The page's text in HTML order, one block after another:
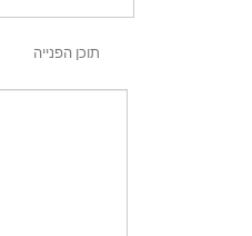
תוכן הפנייה